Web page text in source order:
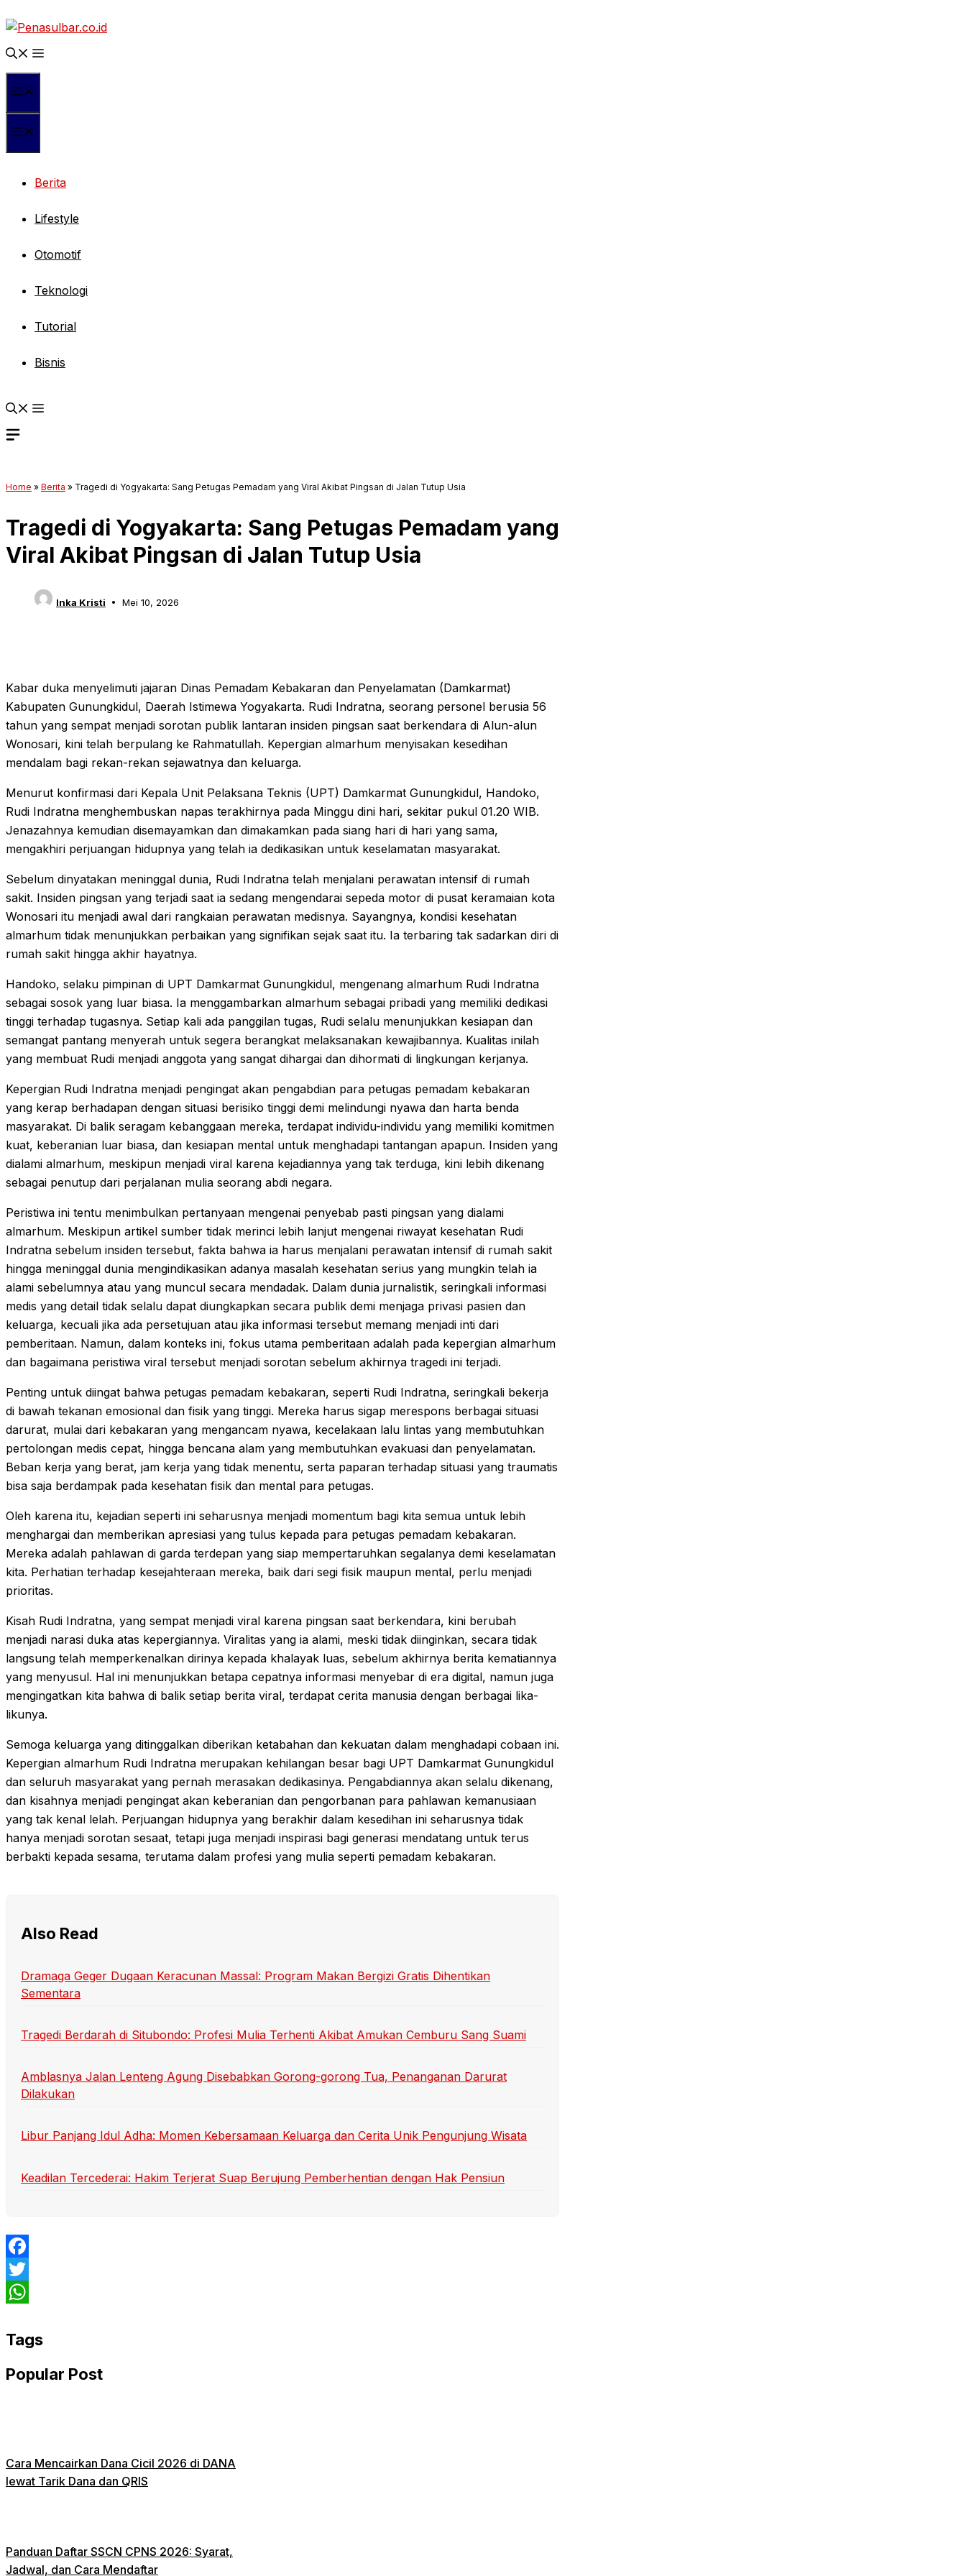
ke
isi
Berita
Lifestyle
Otomotif
Teknologi
Tutorial
Bisnis
Home » Berita » Tragedi di Yogyakarta: Sang Petugas Pemadam yang Viral Akibat Pingsan di Jalan Tutup Usia
Tragedi di Yogyakarta: Sang Petugas Pemadam yang
Viral Akibat Pingsan di Jalan Tutup Usia
Inka Kristi Mei 10, 2026
Kabar duka menyelimuti jajaran Dinas Pemadam Kebakaran dan Penyelamatan (Damkarmat)
Kabupaten Gunungkidul, Daerah Istimewa Yogyakarta. Rudi Indratna, seorang personel berusia 56
tahun yang sempat menjadi sorotan publik lantaran insiden pingsan saat berkendara di Alun-alun
Wonosari, kini telah berpulang ke Rahmatullah. Kepergian almarhum menyisakan kesedihan
mendalam bagi rekan-rekan sejawatnya dan keluarga.
Menurut konfirmasi dari Kepala Unit Pelaksana Teknis (UPT) Damkarmat Gunungkidul, Handoko,
Rudi Indratna menghembuskan napas terakhirnya pada Minggu dini hari, sekitar pukul 01.20 WIB.
Jenazahnya kemudian disemayamkan dan dimakamkan pada siang hari di hari yang sama,
mengakhiri perjuangan hidupnya yang telah ia dedikasikan untuk keselamatan masyarakat.
Sebelum dinyatakan meninggal dunia, Rudi Indratna telah menjalani perawatan intensif di rumah
sakit. Insiden pingsan yang terjadi saat ia sedang mengendarai sepeda motor di pusat keramaian kota
Wonosari itu menjadi awal dari rangkaian perawatan medisnya. Sayangnya, kondisi kesehatan
almarhum tidak menunjukkan perbaikan yang signifikan sejak saat itu. Ia terbaring tak sadarkan diri di
rumah sakit hingga akhir hayatnya.
Handoko, selaku pimpinan di UPT Damkarmat Gunungkidul, mengenang almarhum Rudi Indratna
sebagai sosok yang luar biasa. Ia menggambarkan almarhum sebagai pribadi yang memiliki dedikasi
tinggi terhadap tugasnya. Setiap kali ada panggilan tugas, Rudi selalu menunjukkan kesiapan dan
semangat pantang menyerah untuk segera berangkat melaksanakan kewajibannya. Kualitas inilah
yang membuat Rudi menjadi anggota yang sangat dihargai dan dihormati di lingkungan kerjanya.
Kepergian Rudi Indratna menjadi pengingat akan pengabdian para petugas pemadam kebakaran
yang kerap berhadapan dengan situasi berisiko tinggi demi melindungi nyawa dan harta benda
masyarakat. Di balik seragam kebanggaan mereka, terdapat individu-individu yang memiliki komitmen
kuat, keberanian luar biasa, dan kesiapan mental untuk menghadapi tantangan apapun. Insiden yang
dialami almarhum, meskipun menjadi viral karena kejadiannya yang tak terduga, kini lebih dikenang
sebagai penutup dari perjalanan mulia seorang abdi negara.
Peristiwa ini tentu menimbulkan pertanyaan mengenai penyebab pasti pingsan yang dialami
almarhum. Meskipun artikel sumber tidak merinci lebih lanjut mengenai riwayat kesehatan Rudi
Indratna sebelum insiden tersebut, fakta bahwa ia harus menjalani perawatan intensif di rumah sakit
hingga meninggal dunia mengindikasikan adanya masalah kesehatan serius yang mungkin telah ia
alami sebelumnya atau yang muncul secara mendadak. Dalam dunia jurnalistik, seringkali informasi
medis yang detail tidak selalu dapat diungkapkan secara publik demi menjaga privasi pasien dan
keluarga, kecuali jika ada persetujuan atau jika informasi tersebut memang menjadi inti dari
pemberitaan. Namun, dalam konteks ini, fokus utama pemberitaan adalah pada kepergian almarhum
dan bagaimana peristiwa viral tersebut menjadi sorotan sebelum akhirnya tragedi ini terjadi.
Penting untuk diingat bahwa petugas pemadam kebakaran, seperti Rudi Indratna, seringkali bekerja
di bawah tekanan emosional dan fisik yang tinggi. Mereka harus sigap merespons berbagai situasi
darurat, mulai dari kebakaran yang mengancam nyawa, kecelakaan lalu lintas yang membutuhkan
pertolongan medis cepat, hingga bencana alam yang membutuhkan evakuasi dan penyelamatan.
Beban kerja yang berat, jam kerja yang tidak menentu, serta paparan terhadap situasi yang traumatis
bisa saja berdampak pada kesehatan fisik dan mental para petugas.
Oleh karena itu, kejadian seperti ini seharusnya menjadi momentum bagi kita semua untuk lebih
menghargai dan memberikan apresiasi yang tulus kepada para petugas pemadam kebakaran.
Mereka adalah pahlawan di garda terdepan yang siap mempertaruhkan segalanya demi keselamatan
kita. Perhatian terhadap kesejahteraan mereka, baik dari segi fisik maupun mental, perlu menjadi
prioritas.
Kisah Rudi Indratna, yang sempat menjadi viral karena pingsan saat berkendara, kini berubah
menjadi narasi duka atas kepergiannya. Viralitas yang ia alami, meski tidak diinginkan, secara tidak
langsung telah memperkenalkan dirinya kepada khalayak luas, sebelum akhirnya berita kematiannya
yang menyusul. Hal ini menunjukkan betapa cepatnya informasi menyebar di era digital, namun juga
mengingatkan kita bahwa di balik setiap berita viral, terdapat cerita manusia dengan berbagai lika-
likunya.
Semoga keluarga yang ditinggalkan diberikan ketabahan dan kekuatan dalam menghadapi cobaan ini.
Kepergian almarhum Rudi Indratna merupakan kehilangan besar bagi UPT Damkarmat Gunungkidul
dan seluruh masyarakat yang pernah merasakan dedikasinya. Pengabdiannya akan selalu dikenang,
dan kisahnya menjadi pengingat akan keberanian dan pengorbanan para pahlawan kemanusiaan
yang tak kenal lelah. Perjuangan hidupnya yang berakhir dalam kesedihan ini seharusnya tidak
hanya menjadi sorotan sesaat, tetapi juga menjadi inspirasi bagi generasi mendatang untuk terus
berbakti kepada sesama, terutama dalam profesi yang mulia seperti pemadam kebakaran.
Also Read
Dramaga Geger Dugaan Keracunan Massal: Program Makan Bergizi Gratis Dihentikan
Sementara
Tragedi Berdarah di Situbondo: Profesi Mulia Terhenti Akibat Amukan Cemburu Sang Suami
Amblasnya Jalan Lenteng Agung Disebabkan Gorong-gorong Tua, Penanganan Darurat
Dilakukan
Libur Panjang Idul Adha: Momen Kebersamaan Keluarga dan Cerita Unik Pengunjung Wisata
Keadilan Tercederai: Hakim Terjerat Suap Berujung Pemberhentian dengan Hak Pensiun
Facebook
Twitter
Tags
Popular Post
Cara Mencairkan Dana Cicil 2026 di DANA
lewat Tarik Dana dan QRIS
Panduan Daftar SSCN CPNS 2026: Syarat,
Jadwal, dan Cara Mendaftar